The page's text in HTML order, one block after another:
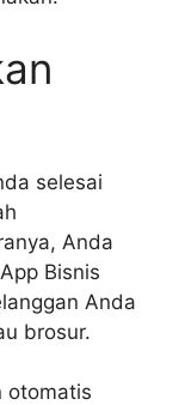
selesai
Anda
Bisnis
Anda
brosur.
otomatis